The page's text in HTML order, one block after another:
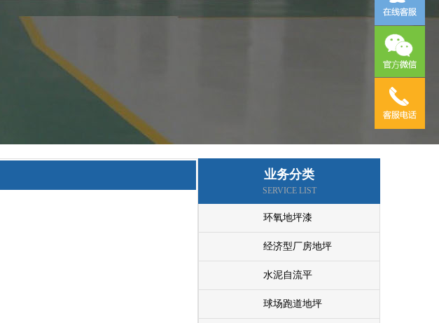
业务分类
SERVICE LIST
环氧地坪漆
经济型厂房地坪
水泥自流平
球场跑道地坪